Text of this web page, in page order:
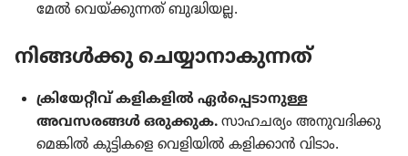
മേൽ വെയ്‌ക്കു​ന്നത്‌ ബുദ്ധിയല്ല.
നിങ്ങൾക്കു ചെയ്യാ​നാ​കു​ന്നത്‌
ക്രി​യേ​റ്റീവ്‌ കളിക​ളിൽ ഏർപ്പെ​ടാ​നുള്ള
അവസരങ്ങൾ ഒരുക്കുക. സാഹച​ര്യം അനുവ​ദി​ക്കു​
മെ​ങ്കിൽ കുട്ടി​കളെ വെളി​യിൽ കളിക്കാൻ വിടാം.